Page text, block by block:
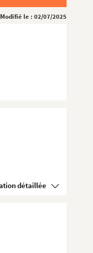
Modifié le : 02/07/2025
Voir la présentation détaillée